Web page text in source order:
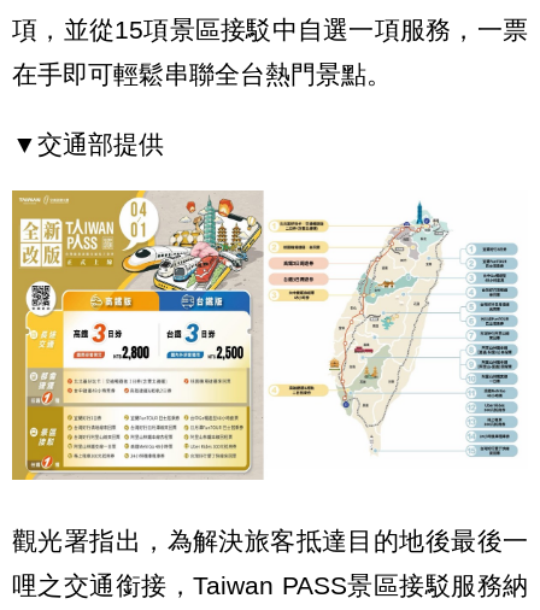
項，並從15項景區接駁中自選一項服務，一票
在手即可輕鬆串聯全台熱門景點。
▼交通部提供
觀光署指出，為解決旅客抵達目的地後最後一
哩之交通銜接，Taiwan PASS景區接駁服務納